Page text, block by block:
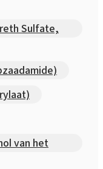
Sulfate,
van het